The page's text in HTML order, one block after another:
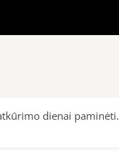
dienai paminėti.